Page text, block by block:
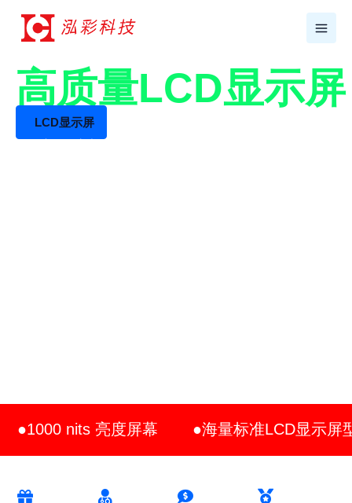
17年+专业LCD工厂
高质量LCD显示
LCD显示屏
●1000 nits 亮度屏幕 ●海量标准LCD显示屏